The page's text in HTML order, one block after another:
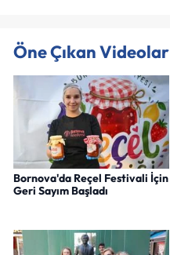
Öne Çıkan Videolar
Bornova'da Reçel Festivali İçin
Geri Sayım Başladı